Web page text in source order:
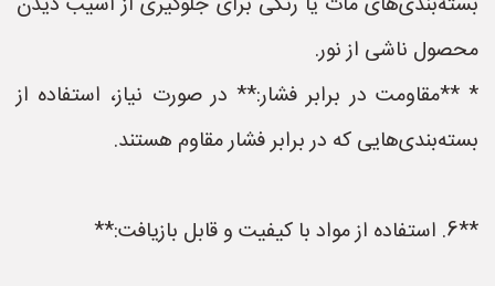
محصول ناشی از نور.
* **مقاومت در برابر فشار:** در صورت نیاز، استفاده از
بسته‌بندی‌هایی که در برابر فشار مقاوم هستند.
**6. استفاده از مواد با کیفیت و قابل بازیافت:**